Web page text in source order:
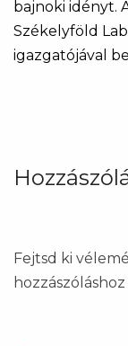
bajnoki idényt.
Székelyföld
igazgatójával
Fejtsd ki